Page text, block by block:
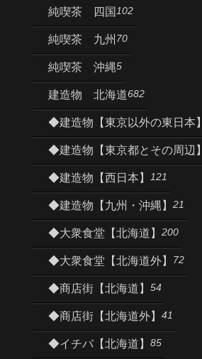
純喫茶 四国 102
純喫茶 九州 70
純喫茶 沖縄5
建造物 北海道682
◆建造物【東京以外の東日本】
◆建造物【東京都とその周辺】
◆建造物【西日本】 121
◆建造物【九州・沖縄】 21
◆大衆食堂【北海道】 200
◆大衆食堂【北海道外】 72
◆商店街【北海道】 54
◆商店街【北海道外】 41
◆イチバ【北海道】 85